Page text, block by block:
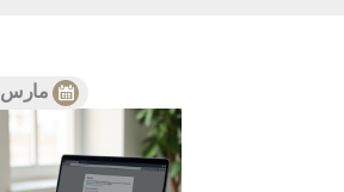
مارس 19, 2025